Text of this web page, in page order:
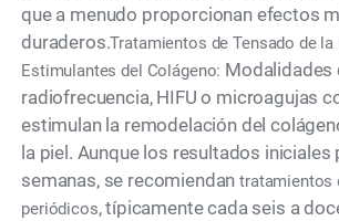
que a menudo proporcionan efectos
duraderos.Tratamientos de Tensado de la
Estimulantes del Colágeno: Modalidades
radiofrecuencia, HIFU o microagujas
estimulan la remodelación del
la piel. Aunque los resultados iniciales
semanas, se recomiendantratamientos
periódicos, típicamente cada seis a